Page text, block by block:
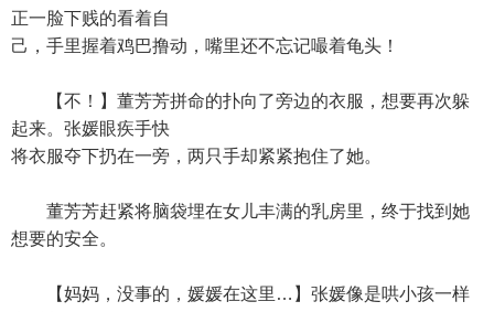
正一脸下贱的看着自
己，手里握着鸡巴撸动，嘴里还不忘记嘬着龟头！
【不！】董芳芳拼命的扑向了旁边的衣服，想要再次躲
起来。张媛眼疾手快
将衣服夺下扔在一旁，两只手却紧紧抱住了她。
董芳芳赶紧将脑袋埋在女儿丰满的乳房里，终于找到她
想要的安全。
【妈妈，没事的，媛媛在这里…】张媛像是哄小孩一样